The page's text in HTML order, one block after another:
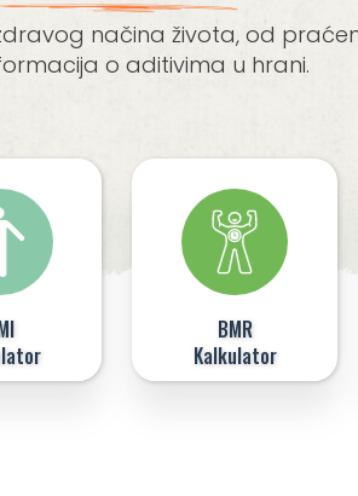
načina života, od
o aditivima u hrani.
BMR
Kalkulator